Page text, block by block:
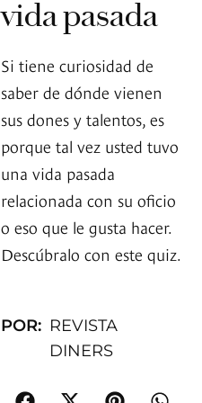
vida pasada
Si tiene curiosidad de
saber de dónde vienen
sus dones y talentos, es
porque tal vez usted tuvo
una vida pasada
relacionada con su oficio
o eso que le gusta hacer.
Descúbralo con este quiz.
POR: REVISTA
DINERS